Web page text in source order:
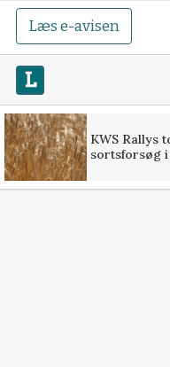
Læs e-avisen
KWS Rallys
sortsforsøg